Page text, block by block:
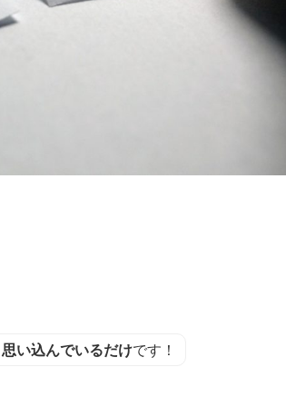
思い込んでいるだけです！